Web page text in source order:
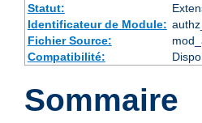
Statut:
Identificateur de Module:
Fichier Source:
Compatibilité:
Sommaire